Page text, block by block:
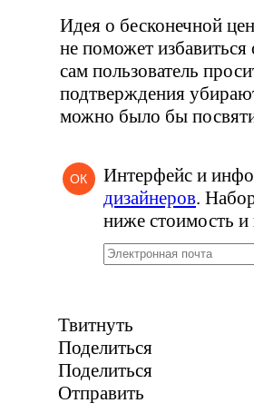
Идея о бесконечной
не поможет
сам пользователь
подтверждения
можно было бы
ОК
Интерфейс и
дизайнеров.
ниже стоимость
Твитнуть
Поделиться
Поделиться
Отправить